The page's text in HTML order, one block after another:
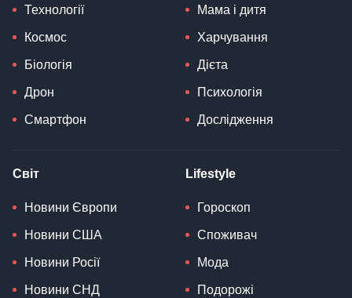
Технології
Космос
Біологія
Дрон
Смартфон
Мама і дитя
Харчування
Дієта
Психологія
Дослідження
Світ
Новини Європи
Новини США
Новини Росії
Новини СНД
Lifestyle
Гороскоп
Споживач
Мода
Подорожі